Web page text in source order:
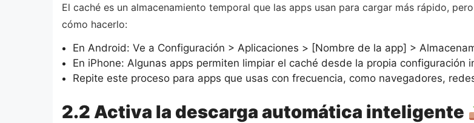
El caché es un almacenamiento temporal que las apps usan para cargar más rápido,
cómo hacerlo:
En Android: Ve a Configuración > Aplicaciones > [Nombre de la app] >
En iPhone: Algunas apps permiten limpiar el caché desde la propia configuración
Repite este proceso para apps que usas con frecuencia, como navegadores,
2.2 Activa la descarga automática inteligente